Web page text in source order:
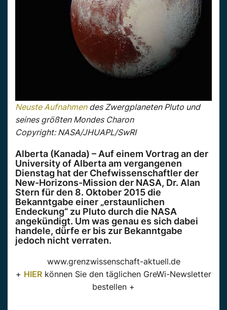
Neuste Aufnahmendes Zwergplaneten Pluto und
seines größten Mondes Charon
Copyright: NASA/JHUAPL/SwRI
Alberta (Kanada) – Auf einem Vortrag an der
University of Alberta am vergangenen
Dienstag hat der Chefwissenschaftler der
New-Horizons-Mission der NASA, Dr. Alan
Stern für den 8. Oktober 2015 die
Bekanntgabe einer „erstaunlichen
Endeckung“ zu Pluto durch die NASA
angekündigt. Um was genau es sich dabei
handele, dürfe er bis zur Bekanntgabe
jedoch nicht verraten.
www.grenzwissenschaft-aktuell.de
+ HIER können Sie den täglichen GreWi-Newsletter
bestellen +